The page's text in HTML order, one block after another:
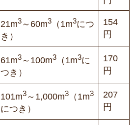
21m3～60m3 （1m3につ
き）
154
円
61m3～100m3 （1m3に
つき）
170
円
101m3～1,000m3 （1m3
につき）
207
円